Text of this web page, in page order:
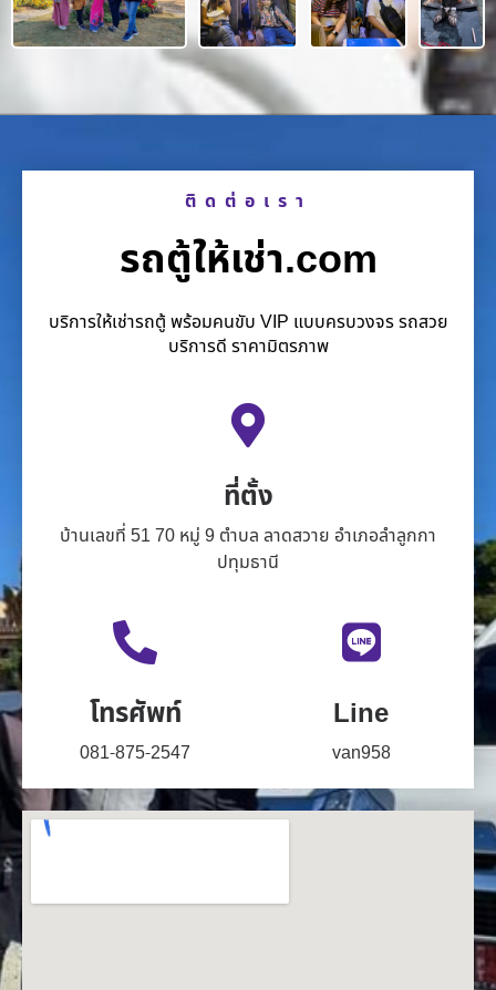
ติดต่อเรา
รถตู้ให้เช่า.com
บริการให้เช่ารถตู้ พร้อมคนขับ VIP แบบครบวงจร รถสวย
บริการดี ราคามิตรภาพ
ที่ตั้ง
บ้านเลขที่ 51 70 หมู่ 9 ตำบล ลาดสวาย อำเภอลำลูกกา
ปทุมธานี
โทรศัพท์
081-875-2547
Line
van958